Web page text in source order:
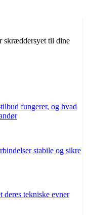
skræddersyet til dine
fungerer, og hvad
stabile og sikre
deres tekniske evner